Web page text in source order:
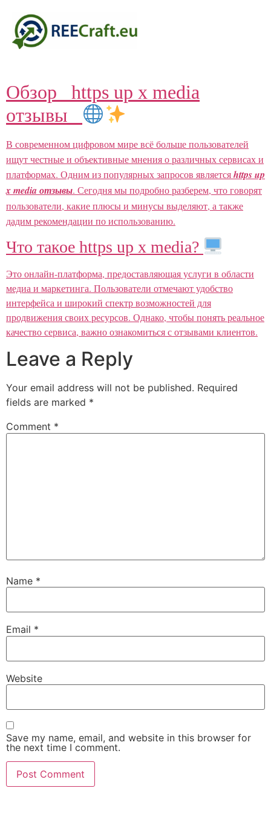
Обзор _https up x media
отзывы_
В современном цифровом мире всё больше пользователей
ищут честные и объективные мнения о различных сервисах и
платформах. Одним из популярных запросов являетсяhttps up
x media отзывы. Сегодня мы подробно разберем, что говорят
пользователи, какие плюсы и минусы выделяют, а также
дадим рекомендации по использованию.
Что такое https up x media?
Это онлайн-платформа, предоставляющая услуги в области
медиа и маркетинга. Пользователи отмечают удобство
интерфейса и широкий спектр возможностей для
продвижения своих ресурсов. Однако, чтобы понять реальное
качество сервиса, важно ознакомиться с отзывами клиентов.
Leave a Reply
Your email address will not be published. Required
fields are marked *
Comment *
Name *
Email *
Website
Save my name, email, and website in this browser for
the next time I comment.